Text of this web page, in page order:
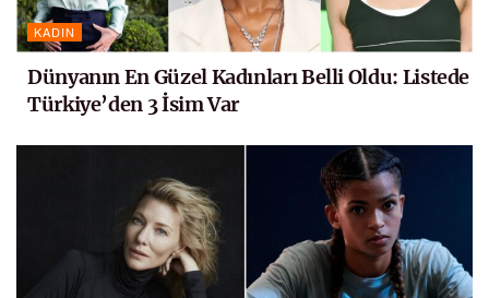
KADIN
Dünyanın En Güzel Kadınları Belli Oldu: Listede
Türkiye’den 3 İsim Var